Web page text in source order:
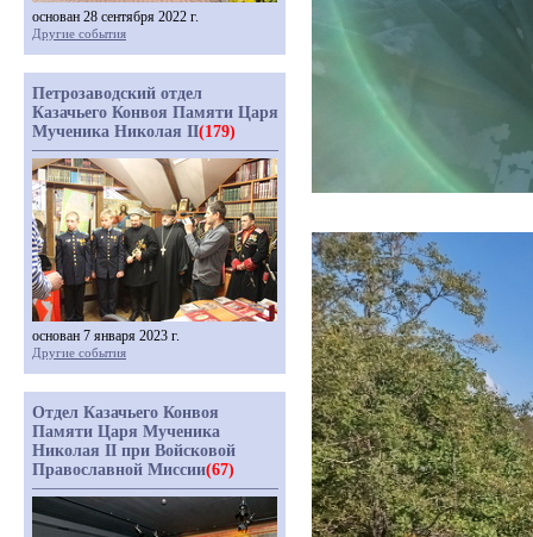
основан 28 сентября 2022 г.
Другие события
Петрозаводский отдел
Казачьего Конвоя Памяти Царя
Мученика Николая II(179)
основан 7 января 2023 г.
Другие события
Отдел Казачьего Конвоя
Памяти Царя Мученика
Николая II при Войсковой
Православной Миссии(67)